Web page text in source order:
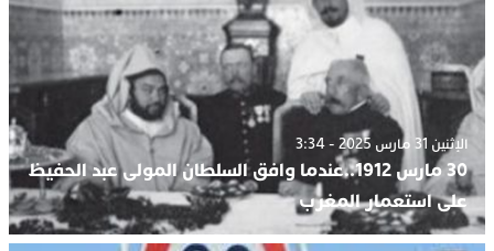
الإثنين 31 مارس 2025 - 3:34
30 مارس 1912..عندما وافق السلطان المولى عبد الحفيظ
على استعمار المغرب